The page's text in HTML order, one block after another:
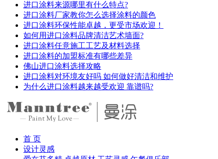
进口涂料来源哪里有什么特点?
进口涂料厂家教你怎么选择涂料的颜色
进口涂料环保性能卓越，更受市场欢迎！
如何用进口涂料品牌清洁艺术墙面?
进口涂料任意施工工艺及材料选择
进口涂料的加盟标准有哪些差异
佛山进口涂料选择攻略
进口涂料对环境友好吗 如何做好清洁和维护
为什么进口涂料越来越受欢迎 靠谱吗?
首 页
设计灵感